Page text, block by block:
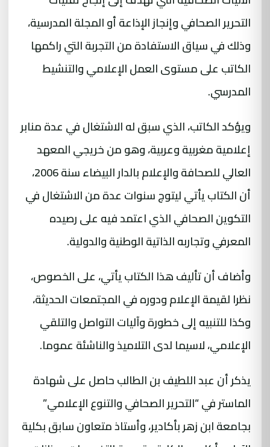
التحرير الصحافي وإنجاز الإذاعة أو المجلة المدرسية،
وذلك في سياق الاستفادة من التجربة التي راكمها
الكاتب على مستوى العمل الإعلامي والتنشيط
المدرسي.
ويؤكد الكاتب، الذي سبق له الاشتغال في عدة منابر
إعلامية مغربية وعربية، وهو من خريجي المعهد
العالي للصحافة والإعلام بالدار البيضاء سنة 2006،
أن الكتاب يأتي ليتوج سنوات عدة من الاشتغال في
التكوين الصحافي الذي اعتمد فيه على رصيده
المعرفي وتجاربه الذاتية الوطنية والدولية.
وأضاف أن تأليف هذا الكتاب يأتي، على الخصوص،
نظرا لقيمة الإعلام ودوره في المجتمعات الحديثة،
وكذا للتنبيه إلى خطورة وآليات التواصل والتلقي
الإعلامي، لاسيما لدى التلاميذ والناشئة عموما.
يذكر أن عبد اللطيف بن الطالب حاصل على شهادة
الماستر في “التحرير الصحافي والتنوع الإعلامي”
بجامعة ابن زهر بأكادير، وأستاذ متعاون سابق بكلية